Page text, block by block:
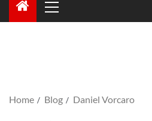
Home Blog Daniel Vorcaro